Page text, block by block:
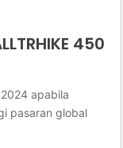
450
apabila
pasaran global